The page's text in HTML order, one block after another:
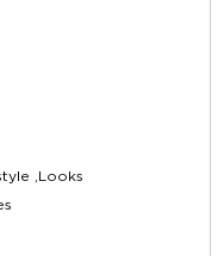
,Looks